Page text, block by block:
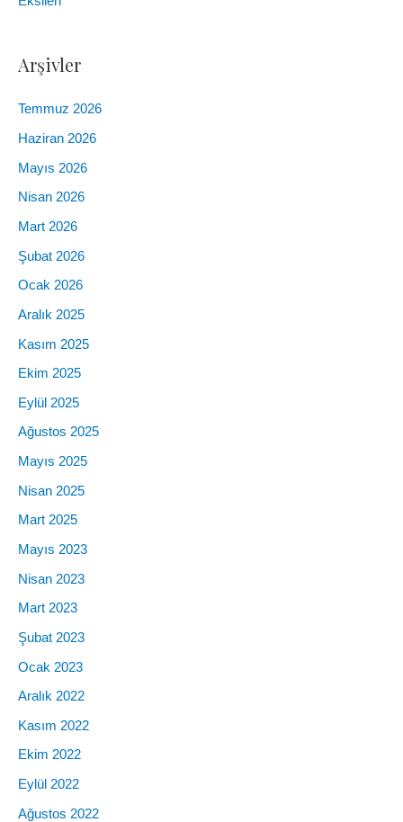
Arşivler
Temmuz 2026
Haziran 2026
Mayıs 2026
Nisan 2026
Mart 2026
Şubat 2026
Ocak 2026
Aralık 2025
Kasım 2025
Ekim 2025
Eylül 2025
Ağustos 2025
Mayıs 2025
Nisan 2025
Mart 2025
Mayıs 2023
Nisan 2023
Mart 2023
Şubat 2023
Ocak 2023
Aralık 2022
Kasım 2022
Ekim 2022
Eylül 2022
Ağustos 2022